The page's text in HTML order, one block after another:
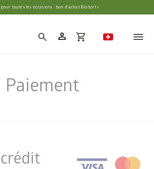
toutes les occasions : bon d’achat Biohort ›
search person shopping_cart
Paiement